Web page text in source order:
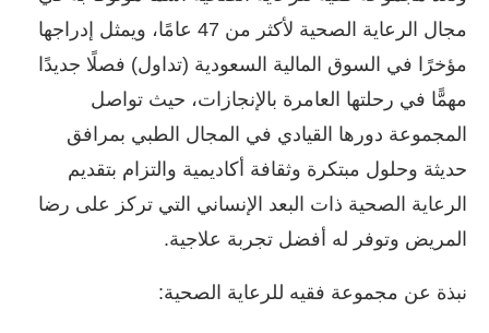
مجال الرعاية الصحية لأكثر من 47 عامًا، ويمثل إدراجها
مؤخرًا في السوق المالية السعودية (تداول) فصلًا جديدًا
مهمًّا في رحلتها العامرة بالإنجازات، حيث تواصل
المجموعة دورها القيادي في المجال الطبي بمرافق
حديثة وحلول مبتكرة وثقافة أكاديمية والتزام بتقديم
الرعاية الصحية ذات البعد الإنساني التي تركز على رضا
المريض وتوفر له أفضل تجربة علاجية.
نبذة عن مجموعة فقيه للرعاية الصحية: